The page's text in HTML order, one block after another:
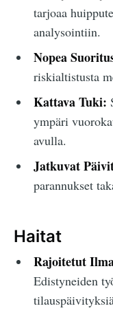
tarjoaa
analysointiin.
Nopea
riskialtistusta
Kattava Tuki:
ympäri
avulla.
Jatkuvat
parannukset
Haitat
Rajoitetut
Edistyneiden